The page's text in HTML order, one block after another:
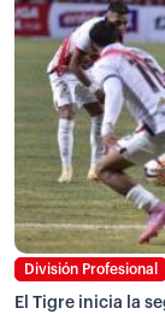
División Profesional
El Tigre inicia la